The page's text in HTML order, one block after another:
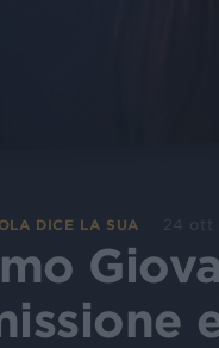
DICE LA SUA 24 ott